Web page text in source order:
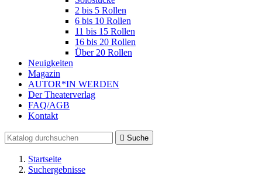
2 bis 5 Rollen
6 bis 10 Rollen
11 bis 15 Rollen
16 bis 20 Rollen
Über 20 Rollen
Neuigkeiten
Magazin
AUTOR*IN WERDEN
Der Theaterverlag
FAQ/AGB
Kontakt
 Suche
Startseite
Suchergebnisse